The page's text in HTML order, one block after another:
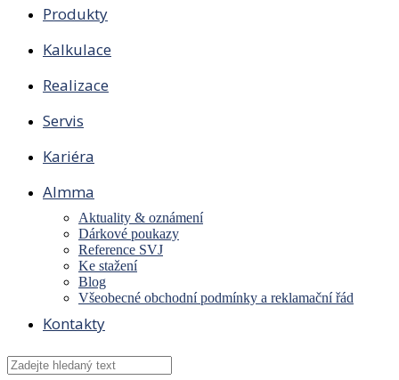
Produkty
Kalkulace
Realizace
Servis
Kariéra
Almma
Aktuality & oznámení
Dárkové poukazy
Reference SVJ
Ke stažení
Blog
Všeobecné obchodní podmínky a reklamační řád
Kontakty